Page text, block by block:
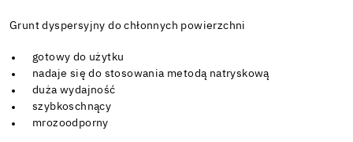
Grunt dyspersyjny do chłonnych powierzchni
gotowy do użytku
nadaje się do stosowania metodą natryskową
duża wydajność
szybkoschnący
mrozoodporny